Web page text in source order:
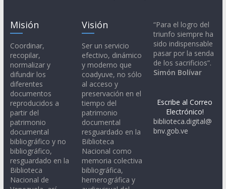
Misión
Coordinar,
recopilar,
normalizar y
difundir los
diferentes
documentos
reproducidos a
partir del
patrimonio
documental
bibliográfico y no
bibliográfico,
resguardado en la
Biblioteca
Nacional de
Visión
Ser un servicio
efectivo, dinámico
y moderno que
coadyuve, no sólo
al acceso y
preservación en el
tiempo del
patrimonio
documental
resguardado en la
Biblioteca
Nacional como
memoria colectiva
bibliográfica,
hemerográfica y
“Para el logro del
triunfo siempre ha
sido indispensable
pasar por la senda
de los sacrificios”.
Simón Bolívar
Escribe al Correo
Electrónico!
biblioteca.digital@
bnv.gob.ve